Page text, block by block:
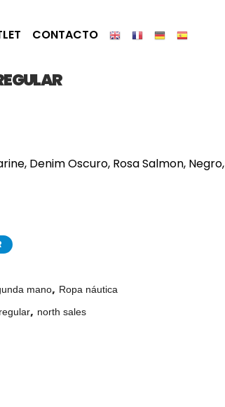
CONTACTO
Denim Oscuro, Rosa Salmon, Negro,
mano, Ropa náutica
, north sales